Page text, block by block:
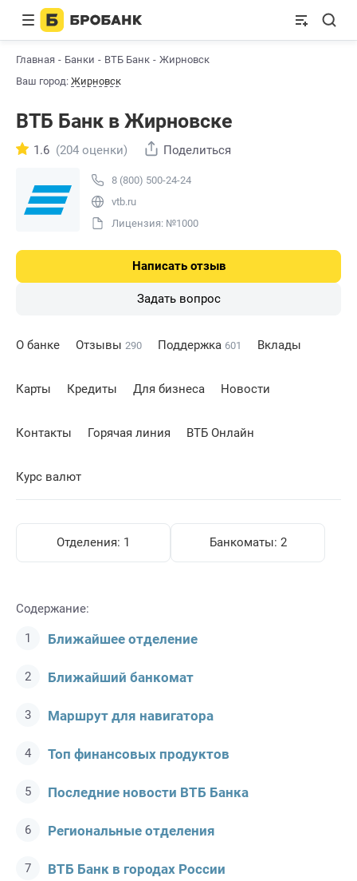
Главная Банки ВТБ Банк
Жирновск
Ваш город: Жирновск
ВТБ Банк в Жирновске
8 (800) 500-24-24
vtb.ru
Лицензия: №1000
1.6 (204 оценки) Поделиться
Написать отзыв
Задать вопрос
О банке Отзывы 290 Поддержка 601 Вклады
Карты Кредиты Для бизнеса Новости
Контакты Горячая линия ВТБ Онлайн
Курс валют
Отделения: 1 Банкоматы: 2
Содержание:
Ближайшее отделение
Ближайший банкомат
Маршрут для навигатора
Топ финансовых продуктов
Последние новости ВТБ Банкa
Региональные отделения
ВТБ Банк в городах России